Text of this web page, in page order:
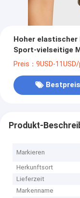
Hoher elastischer
Sport-vielseitige
Preis：9USD-
Bestpreis
Produkt-
Markieren
Herkunftsort
Lieferzeit
Markenname